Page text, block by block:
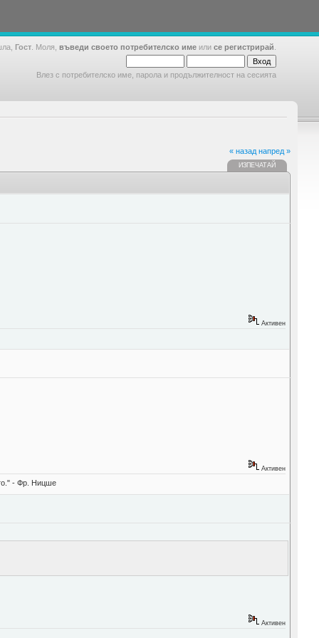
Гост . Моля, въведи своето потребителско име или се регистрирай
Влез с потребителско име, парола и продължителност на сесията
« назад напред »
ИЗПЕЧАТАЙ
Активен
Активен
- Фр. Ницше
Активен